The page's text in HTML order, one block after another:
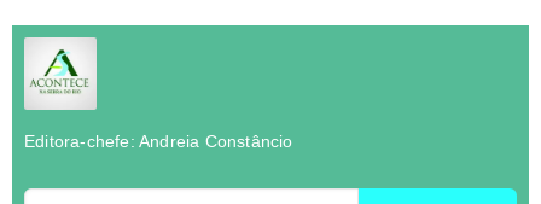
Editora-chefe: Andreia Constâncio